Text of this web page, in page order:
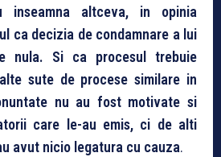
inseamna altceva, in opinia
ca decizia de condamnare a lui
nula. Si ca procesul trebuie
sute de procese similare in
nu au fost motivate si
care le-au emis, ci de alti
avut nicio legatura cu cauza.